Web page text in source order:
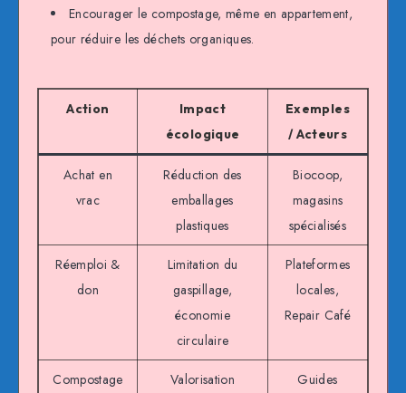
Encourager le compostage, même en appartement,
pour réduire les déchets organiques.
Action
Impact
écologique
Exemples
/ Acteurs
Achat en
vrac
Réduction des
emballages
plastiques
Biocoop,
magasins
spécialisés
Réemploi &
don
Limitation du
gaspillage,
économie
circulaire
Plateformes
locales,
Repair Café
Compostage Valorisation Guides